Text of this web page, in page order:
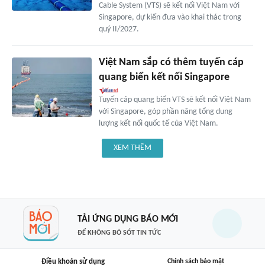
Cable System (VTS) sẽ kết nối Việt Nam với
Singapore, dự kiến đưa vào khai thác trong
quý II/2027.
Việt Nam sắp có thêm tuyến cáp
quang biển kết nối Singapore
Tuyến cáp quang biển VTS sẽ kết nối Việt Nam
với Singapore, góp phần nâng tổng dung
lượng kết nối quốc tế của Việt Nam.
XEM THÊM
TẢI ỨNG DỤNG BÁO MỚI
ĐỂ KHÔNG BỎ SÓT TIN TỨC
Điều khoản sử dụng Chính sách bảo mật